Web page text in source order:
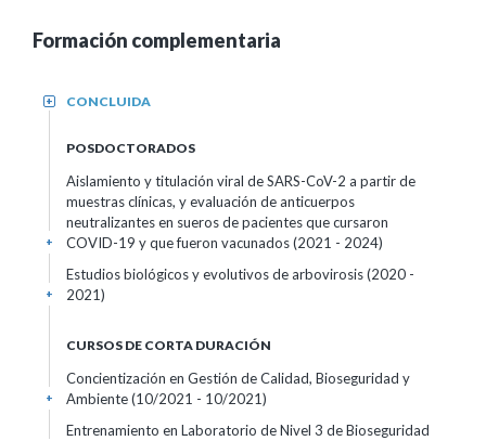
Formación complementaria
CONCLUIDA
+
POSDOCTORADOS
Aislamiento y titulación viral de SARS-CoV-2 a partir de
muestras clínicas, y evaluación de anticuerpos
neutralizantes en sueros de pacientes que cursaron
COVID-19 y que fueron vacunados (2021 - 2024)
+
Estudios biológicos y evolutivos de arbovirosis (2020 -
2021)
+
CURSOS DE CORTA DURACIÓN
Concientización en Gestión de Calidad, Bioseguridad y
Ambiente(10/2021 - 10/2021)
+
Entrenamiento en Laboratorio de Nivel 3 de Bioseguridad